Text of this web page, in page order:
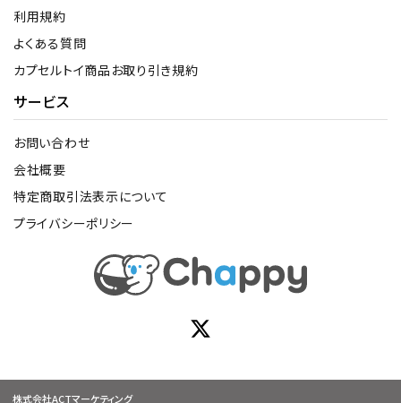
利用規約
よくある質問
カプセルトイ商品お取り引き規約
サービス
お問い合わせ
会社概要
特定商取引法表示について
プライバシーポリシー
株式会社ACTマーケティング